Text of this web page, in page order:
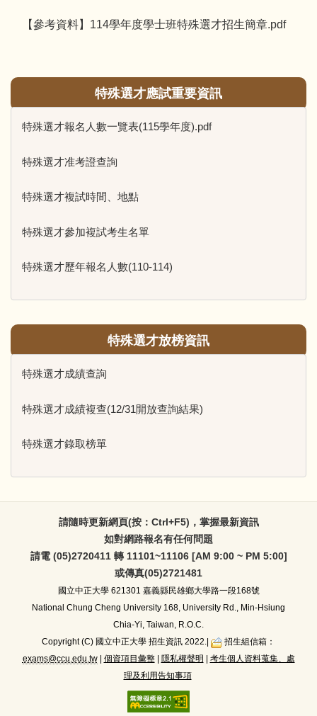
【參考資料】114學年度學士班特殊選才招生簡章.pdf
特殊選才應試重要資訊
特殊選才報名人數一覽表(115學年度).pdf
特殊選才准考證查詢
特殊選才複試時間、地點
特殊選才參加複試考生名單
特殊選才歷年報名人數(110-114)
特殊選才放榜資訊
特殊選才成績查詢
特殊選才成績複查(12/31開放查詢結果)
特殊選才錄取榜單
請隨時更新網頁(按：Ctrl+F5)，掌握最新資訊
如對網路報名有任何問題
請電 (05)2720411 轉 11101~11106 [AM 9:00 ~ PM 5:00]
或傳真(05)2721481
國立中正大學621301 嘉義縣民雄鄉大學路一段168號
National Chung Cheng University 168, University Rd., Min-Hsiung
Chia-Yi, Taiwan, R.O.C.
Copyright (C) 國立中正大學 招生資訊 2022.|
招生組信箱：
exams@ccu.edu.tw| 個資項目彙整| 隱私權聲明
考生個人資料蒐集、處
理及利用告知事項